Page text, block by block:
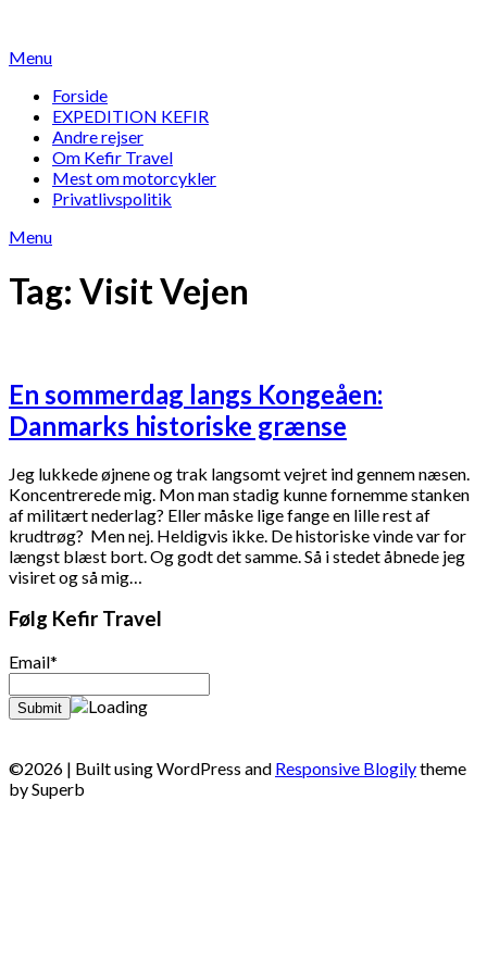
content
Menu
Forside
EXPEDITION KEFIR
Andre rejser
Om Kefir Travel
Mest om motorcykler
Privatlivspolitik
Menu
Tag: Visit Vejen
En sommerdag langs Kongeåen:
Danmarks historiske grænse
Jeg lukkede øjnene og trak langsomt vejret ind gennem næsen.
Koncentrerede mig. Mon man stadig kunne fornemme stanken
af militært nederlag? Eller måske lige fange en lille rest af
krudtrøg? Men nej. Heldigvis ikke. De historiske vinde var for
længst blæst bort. Og godt det samme. Så i stedet åbnede jeg
visiret og så mig…
Følg Kefir Travel
Email*
©2026 | Built using WordPress and Responsive Blogilytheme
by Superb